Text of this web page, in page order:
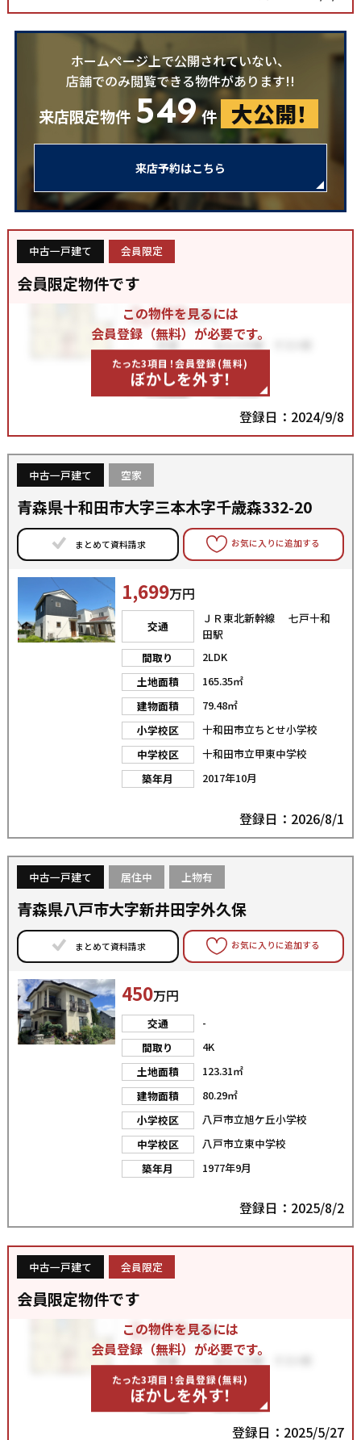
ホームページ上で公開されていない、
店舗でのみ閲覧できる物件があります!!
来店限定物件 549件 大公開！
来店予約はこちら
中古一戸建て 会員限定
会員限定物件です
この物件を見るには
会員登録（無料）が必要です。
たった3項目！会員登録(無料)
ぼかしを外す！
登録日：2024/9/8
中古一戸建て 空家
青森県十和田市大字三本木字千歳森332-20
まとめて資料請求 お気に入りに追加する
1,699万円
交通
ＪＲ東北新幹線 七戸十和
田駅
間取り
2LDK
土地面積
165.35㎡
建物面積
79.48㎡
小学校区
十和田市立ちとせ小学校
中学校区
十和田市立甲東中学校
築年月
2017年10月
登録日：2026/8/1
中古一戸建て 居住中 上物有
青森県八戸市大字新井田字外久保
まとめて資料請求 お気に入りに追加する
450万円
交通
-
間取り
4K
土地面積
123.31㎡
建物面積
80.29㎡
小学校区
八戸市立旭ケ丘小学校
中学校区
八戸市立東中学校
築年月
1977年9月
登録日：2025/8/2
中古一戸建て 会員限定
会員限定物件です
この物件を見るには
会員登録（無料）が必要です。
たった3項目！会員登録(無料)
ぼかしを外す！
登録日：2025/5/27